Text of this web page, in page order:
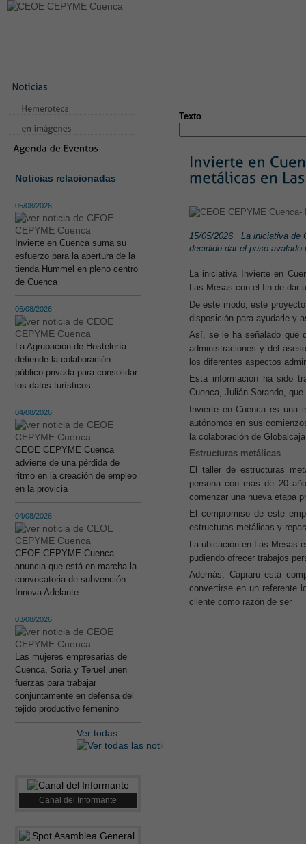
Noticias relacionadas
05/08/2026
Invierte en Cuenca suma su
esfuerzo para la apertura de la
tienda Hummel en pleno centro
de Cuenca
05/08/2026
La Agrupación de Hostelería
defiende la colaboración
público-privada para consolidar
los datos turísticos
04/08/2026
CEOE CEPYME Cuenca
advierte de una pérdida de
ritmo en la creación de empleo
en la provicia
04/08/2026
CEOE CEPYME Cuenca
anuncia que está en marcha la
convocatoria de subvención
Innova Adelante
03/08/2026
Las mujeres empresarias de
Cuenca, Soria y Teruel unen
fuerzas para trabajar
conjuntamente en defensa del
tejido productivo femenino
Ver todas
Canal del Informante
Texto
15/05/2026
La iniciativa de
decidido dar el paso
La iniciativa Invierte en
Las Mesas con el fin de dar
De este modo, este
disposición para ayudarle y
Así, se le ha señalado que
administraciones y del
los diferentes aspectos
Esta información ha sido
Cuenca, Julián Sorando,
Invierte en Cuenca es una
autónomos en sus
la colaboración de
Estructuras metálicas
El taller de estructuras
persona con más de 20
comenzar una nueva etapa
El compromiso de este
estructuras metálicas y
La ubicación en Las Mesas
pudiendo ofrecer trabajos
Además, Capraru está
convertirse en un referente
cliente como razón de ser